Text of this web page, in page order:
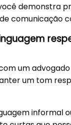
demonstra
comunicação
um advogado
um tom
informal